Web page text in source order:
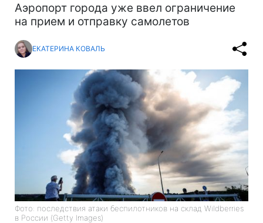
Аэропорт города уже ввел ограничение
на прием и отправку самолетов
ЕКАТЕРИНА КОВАЛЬ
Фото: последствия атаки беспилотников на склад Wildberries
в России (Getty Images)